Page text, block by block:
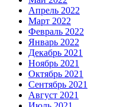
Апрель 2022
Март 2022
Февраль 2022
Январь 2022
Декабрь 2021
Ноябрь 2021
Октябрь 2021
Сентябрь 2021
Август 2021